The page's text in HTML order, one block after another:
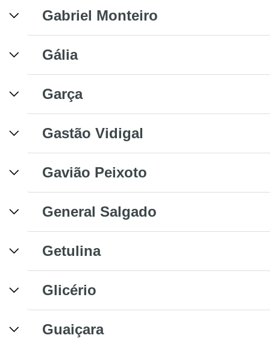
Gabriel Monteiro
Gália
Garça
Gastão Vidigal
Gavião Peixoto
General Salgado
Getulina
Glicério
Guaiçara